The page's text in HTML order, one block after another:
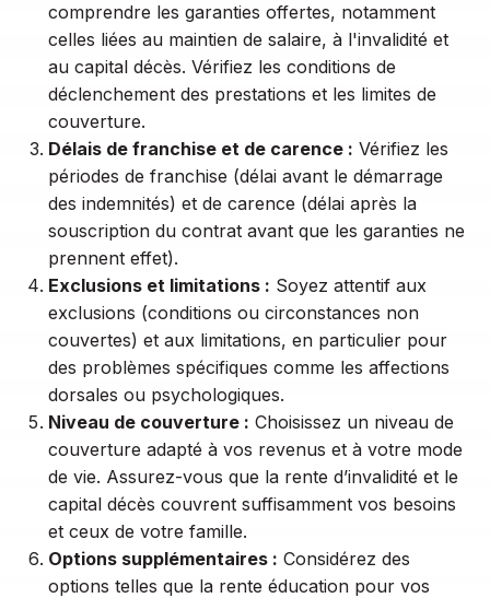
comprendre les garanties offertes, notamment
celles liées au maintien de salaire, à l'invalidité et
au capital décès. Vérifiez les conditions de
déclenchement des prestations et les limites de
couverture.
Délais de franchise et de carence : Vérifiez les
périodes de franchise (délai avant le démarrage
des indemnités) et de carence (délai après la
souscription du contrat avant que les garanties ne
prennent effet).
Exclusions et limitations : Soyez attentif aux
exclusions (conditions ou circonstances non
couvertes) et aux limitations, en particulier pour
des problèmes spécifiques comme les affections
dorsales ou psychologiques.
Niveau de couverture : Choisissez un niveau de
couverture adapté à vos revenus et à votre mode
de vie. Assurez-vous que la rente d’invalidité et le
capital décès couvrent suffisamment vos besoins
et ceux de votre famille.
Options supplémentaires : Considérez des
options telles que la rente éducation pour vos